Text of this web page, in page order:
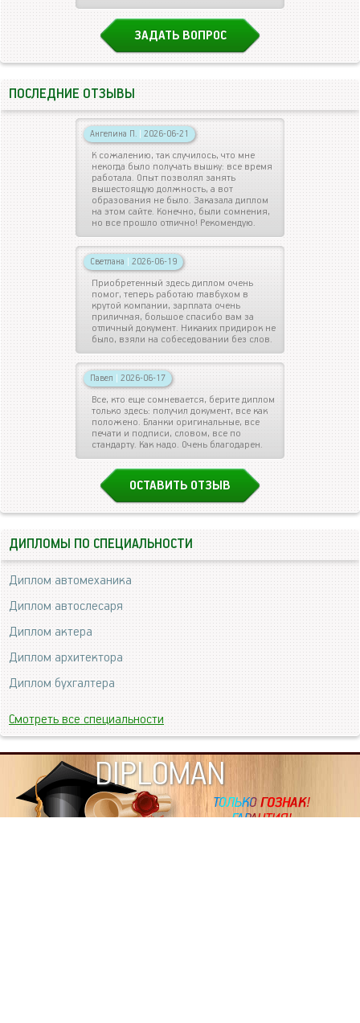
ЗАДАТЬ ВОПРОС
ПОСЛЕДНИЕ ОТЗЫВЫ
Ангелина П. | 2026-06-21
К сожалению, так случилось, что мне
некогда было получать вышку: все время
работала. Опыт позволял занять
вышестоящую должность, а вот
образования не было. Заказала диплом
на этом сайте. Конечно, были сомнения,
но все прошло отлично! Рекомендую.
Светлана | 2026-06-19
Приобретенный здесь диплом очень
помог, теперь работаю главбухом в
крутой компании, зарплата очень
приличная, большое спасибо вам за
отличный документ. Никаких придирок не
было, взяли на собеседовании без слов.
Павел | 2026-06-17
Все, кто еще сомневается, берите диплом
только здесь: получил документ, все как
положено. Бланки оригинальные, все
печати и подписи, словом, все по
стандарту. Как надо. Очень благодарен.
ОСТАВИТЬ ОТЗЫВ
ДИПЛОМЫ ПО СПЕЦИАЛЬНОСТИ
Диплом автомеханика
Диплом автослесаря
Диплом актера
Диплом архитектора
Диплом бухгалтера
Смотреть все специальности
DIPLOMAN